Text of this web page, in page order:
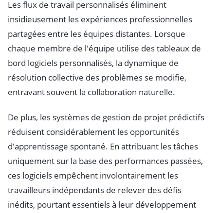
Les flux de travail personnalisés éliminent
insidieusement les expériences professionnelles
partagées entre les équipes distantes. Lorsque
chaque membre de l'équipe utilise des tableaux de
bord logiciels personnalisés, la dynamique de
résolution collective des problèmes se modifie,
entravant souvent la collaboration naturelle.
De plus, les systèmes de gestion de projet prédictifs
réduisent considérablement les opportunités
d'apprentissage spontané. En attribuant les tâches
uniquement sur la base des performances passées,
ces logiciels empêchent involontairement les
travailleurs indépendants de relever des défis
inédits, pourtant essentiels à leur développement